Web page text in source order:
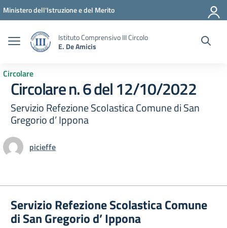
Vai ai contenuti
Vai al menu di navigazione
Vai al footer
Ministero dell'Istruzione e del Merito
Istituto Comprensivo III Circolo
E. De Amicis
Circolare
Circolare n. 6 del 12/10/2022
Servizio Refezione Scolastica Comune di San
Gregorio d’ Ippona
picieffe
Servizio Refezione Scolastica Comune
di San Gregorio d’ Ippona